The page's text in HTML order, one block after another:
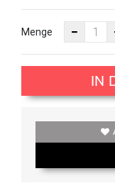
Menge
IN